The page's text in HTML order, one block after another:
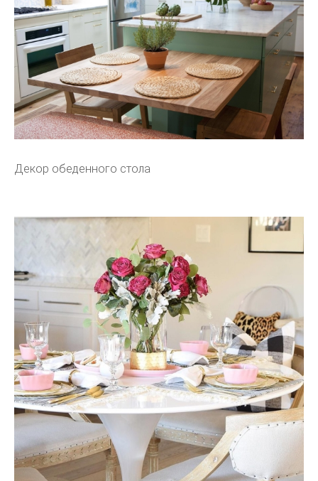
Декор обеденного стола